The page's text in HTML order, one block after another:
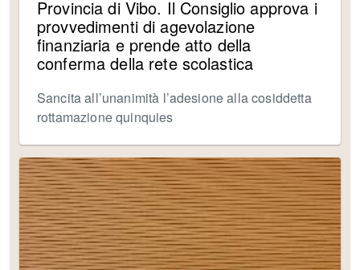
Provincia di Vibo. Il Consiglio approva i
provvedimenti di agevolazione
finanziaria e prende atto della
conferma della rete scolastica
Sancita all’unanimità l’adesione alla cosiddetta
rottamazione quinquies